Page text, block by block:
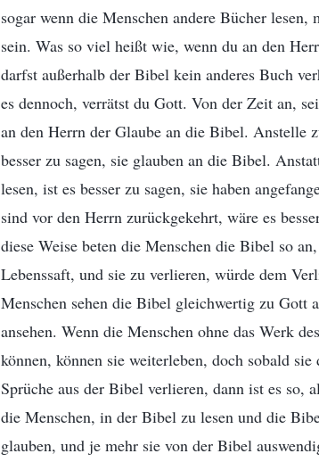
sogar wenn die Menschen andere Bücher
sein. Was so viel heißt wie, wenn du an den
darfst außerhalb der Bibel kein anderes Buch
es dennoch, verrätst du Gott. Von der Zeit an,
an den Herrn der Glaube an die Bibel. Anstelle
besser zu sagen, sie glauben an die Bibel.
lesen, ist es besser zu sagen, sie haben
sind vor den Herrn zurückgekehrt, wäre es
diese Weise beten die Menschen die Bibel so
Lebenssaft, und sie zu verlieren, würde dem
Menschen sehen die Bibel gleichwertig zu Gott
ansehen. Wenn die Menschen ohne das Werk
können, können sie weiterleben, doch sobald
Sprüche aus der Bibel verlieren, dann ist es so,
die Menschen, in der Bibel zu lesen und die
glauben, und je mehr sie von der Bibel